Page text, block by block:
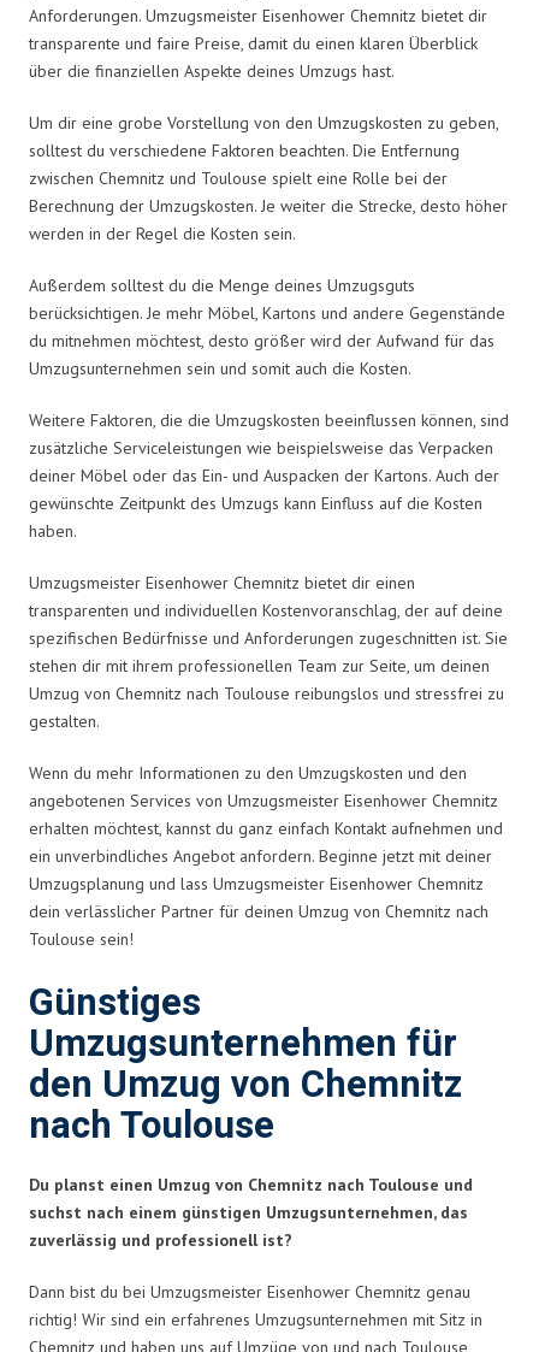
Anforderungen. Umzugsmeister Eisenhower Chemnitz bietet dir
transparente und faire Preise, damit du einen klaren Überblick
über die finanziellen Aspekte deines Umzugs hast.
Um dir eine grobe Vorstellung von den Umzugskosten zu geben,
solltest du verschiedene Faktoren beachten. Die Entfernung
zwischen Chemnitz und Toulouse spielt eine Rolle bei der
Berechnung der Umzugskosten. Je weiter die Strecke, desto höher
werden in der Regel die Kosten sein.
Außerdem solltest du die Menge deines Umzugsguts
berücksichtigen. Je mehr Möbel, Kartons und andere Gegenstände
du mitnehmen möchtest, desto größer wird der Aufwand für das
Umzugsunternehmen sein und somit auch die Kosten.
Weitere Faktoren, die die Umzugskosten beeinflussen können, sind
zusätzliche Serviceleistungen wie beispielsweise das Verpacken
deiner Möbel oder das Ein- und Auspacken der Kartons. Auch der
gewünschte Zeitpunkt des Umzugs kann Einfluss auf die Kosten
haben.
Umzugsmeister Eisenhower Chemnitz bietet dir einen
transparenten und individuellen Kostenvoranschlag, der auf deine
spezifischen Bedürfnisse und Anforderungen zugeschnitten ist. Sie
stehen dir mit ihrem professionellen Team zur Seite, um deinen
Umzug von Chemnitz nach Toulouse reibungslos und stressfrei zu
gestalten.
Wenn du mehr Informationen zu den Umzugskosten und den
angebotenen Services von Umzugsmeister Eisenhower Chemnitz
erhalten möchtest, kannst du ganz einfach Kontakt aufnehmen und
ein unverbindliches Angebot anfordern. Beginne jetzt mit deiner
Umzugsplanung und lass Umzugsmeister Eisenhower Chemnitz
dein verlässlicher Partner für deinen Umzug von Chemnitz nach
Toulouse sein!
Günstiges
Umzugsunternehmen für
den Umzug von Chemnitz
nach Toulouse
Du planst einen Umzug von Chemnitz nach Toulouse und
suchst nach einem günstigen Umzugsunternehmen, das
zuverlässig und professionell ist?
Dann bist du bei Umzugsmeister Eisenhower Chemnitz genau
richtig! Wir sind ein erfahrenes Umzugsunternehmen mit Sitz in
Chemnitz und haben uns auf Umzüge von und nach Toulouse